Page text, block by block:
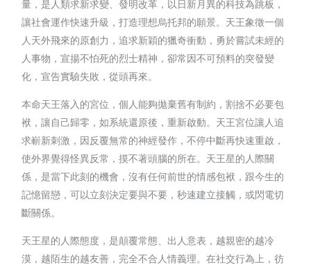
量，是人類求新求變、發明改革，以日新月異的科技為跳板，
讓社會運作快速升級，打造理想烏托邦的願景。天王象徵一個
人天外飛來的原創力，追求新穎的獵奇衝動，勇於嘗試未經的
人事物，宣揚不怕死的烈士精神，卻常因不可預料的突發變
化，宣告實驗失敗，從頭再來。
本命天王落入的宮位，個人能夠拋棄舊有制約，割捨不必要包
袱，讓自己歸零，如系統還原後，重新啟動。天王宮位讓人追
求嶄新刺激，因反覆無常的神經發作，不停中斷再快速重啟，
使外界覺得怪異反常，摸不著頭腦的所在。天王星的人際關
係，是當下此刻的機會，沒有任何前世的情感包袱，跟今生的
記憶留戀，可以立刻決定要與不要，秒速建立接觸，或閃電切
斷關係。
天王星的人際態度，是顛覆常態、出人意表，越親密的越冷
漠，越陌生的越友善，完全不合人情義理。在社交行為上，彷